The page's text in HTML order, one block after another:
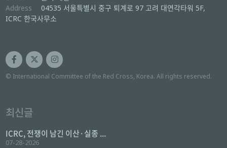
Address
04535 서울특별시 중구 퇴계로 97 고려 대연각타워 5F,
ICRC 한국사무소
© International Committee of the Red Cross, Korea. All rights reserved.
최신글
ICRC, 전쟁이 남긴 이산·실종 ...
07-28-2026